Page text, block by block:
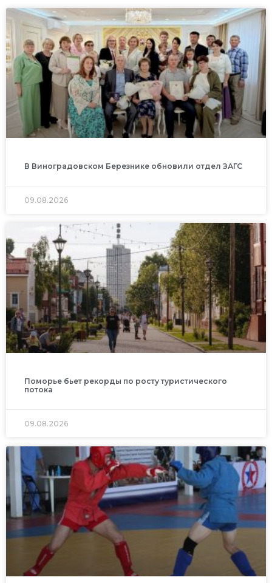
В Виноградовском Березнике обновили отдел ЗАГС
09.08.2026
Поморье бьет рекорды по росту туристического
потока
09.08.2026